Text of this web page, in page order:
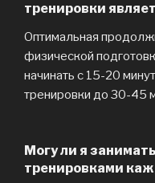
тренировки
Оптимальная
физической
начинать с 15-20
тренировки до 30-45
Могу ли я
тренировками